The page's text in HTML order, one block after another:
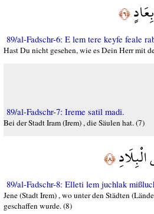
﴿٦﴾
89/al-Fadschr-6: E lem tere keyfe feale
Hast Du nicht gesehen, wie es Dein Herr mit
89/al-Fadschr-7: Ireme satil madi.
Bei der Stadt Iram (Irem) , die Säulen hat. (7)
﴿٨﴾
89/al-Fadschr-8: Elleti lem juchlak
Jene (Stadt Irem) , wo unter den Städten
geschaffen wurde. (8)